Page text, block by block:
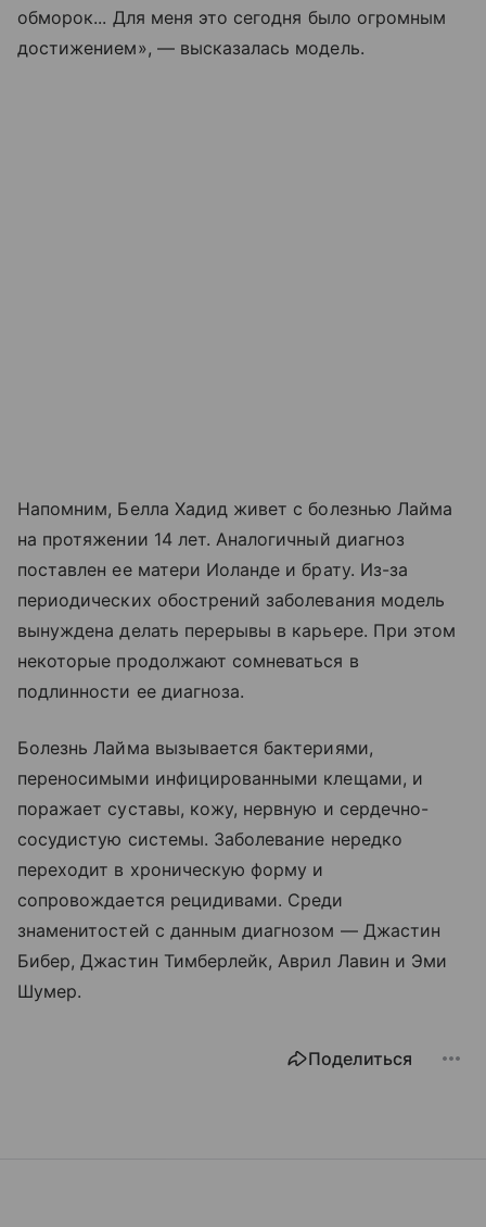
обморок... Для меня это сегодня было огромным
достижением», — высказалась модель.
Напомним, Белла Хадид живет с болезнью Лайма
на протяжении 14 лет. Аналогичный диагноз
поставлен ее матери Иоланде и брату. Из-за
периодических обострений заболевания модель
вынуждена делать перерывы в карьере. При этом
некоторые продолжают сомневаться в
подлинности ее диагноза.
Болезнь Лайма вызывается бактериями,
переносимыми инфицированными клещами, и
поражает суставы, кожу, нервную и сердечно-
сосудистую системы. Заболевание нередко
переходит в хроническую форму и
сопровождается рецидивами. Среди
знаменитостей с данным диагнозом — Джастин
Бибер, Джастин Тимберлейк, Аврил Лавин и Эми
Шумер.
Поделиться